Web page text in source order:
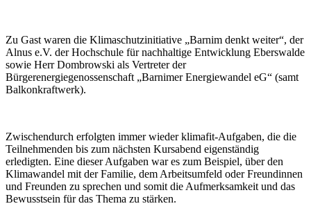
Zu Gast waren die Klimaschutzinitiative „Barnim denkt weiter“, der
Alnus e.V. der Hochschule für nachhaltige Entwicklung Eberswalde
sowie Herr Dombrowski als Vertreter der
Bürgerenergiegenossenschaft „Barnimer Energiewandel eG“ (samt
Balkonkraftwerk).
Zwischendurch erfolgten immer wieder klimafit-Aufgaben, die die
Teilnehmenden bis zum nächsten Kursabend eigenständig
erledigten. Eine dieser Aufgaben war es zum Beispiel, über den
Klimawandel mit der Familie, dem Arbeitsumfeld oder Freundinnen
und Freunden zu sprechen und somit die Aufmerksamkeit und das
Bewusstsein für das Thema zu stärken.